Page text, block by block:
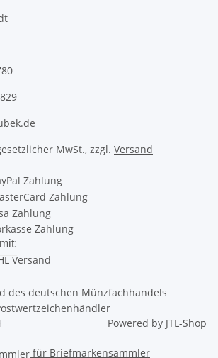
MwSt., zzgl. Versand
Powered by JTL-Shop
für Briefmarkensammler